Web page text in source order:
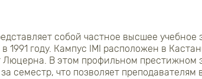
собой частное высшее учебное
1991 году. Кампус IMI расположен в
Люцерна. В этом профильном престижном
семестр, что позволяет преподавателям